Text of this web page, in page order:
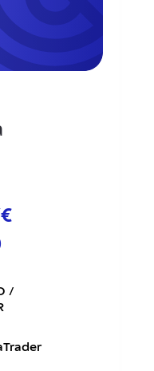
/